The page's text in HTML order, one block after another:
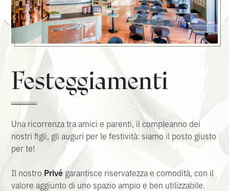
Festeggiamenti
Una ricorrenza tra amici e parenti, il compleanno dei
nostri figli, gli auguri per le festività: siamo il posto giusto
per te!
Il nostro Privégarantisce riservatezza e comodità, con il
valore aggiunto di uno spazio ampio e ben utilizzabile.